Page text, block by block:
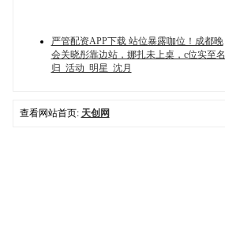
严管配资APP下载 站位暴露咖位！成都晚
会关晓彤靠边站，娜扎未上桌，c位实至名
归_活动_明星_沈月
查看网站首页: 天创网